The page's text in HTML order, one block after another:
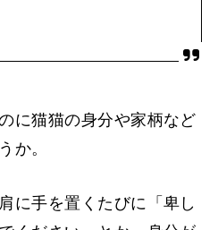
に猫猫の身分や家柄など
か。
に手を置くたびに「卑し